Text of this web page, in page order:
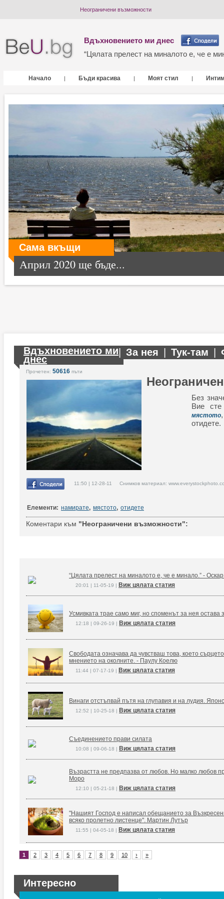
Неограничени възможности
Вдъхновението ми днес
“Цялата прелест на миналото е, че е
Начало | Бъди красива | Моят стил |
Сама вкъщи
Април 2020 ще бъде...
Вдъхновението ми
днес
За нея Тук-там
Прочетен: 50616 пъти
Без
Вие
мястото
отидете.
11:50 | 12-28-11 Снимков материал:
Елементи: намирате, мястото, отидете
Коментари към "Неограничени възможности":
“Цялата прелест на миналото е, че е минало.” -
20:01 | 11-05-19 | Виж цялата статия
Усмивката трае само миг, но споменът за нея остава
12:18 | 09-26-19 | Виж цялата статия
Свободата означава да чувстваш това, което
мнението на околните. - Паулу Коелю
11:44 | 07-17-19 | Виж цялата статия
Винаги отстъпвай пътя на глупавия и на лудия.
12:52 | 10-25-18 | Виж цялата статия
Съединението прави силата
10:08 | 09-06-18 | Виж цялата статия
Възрастта не предпазва от любов. Но малко любов
Моро
12:10 | 05-21-18 | Виж цялата статия
"Нашият Господ е написал обещанието за
всяко пролетно листенце". Мартин Лутър
11:55 | 04-05-18 | Виж цялата статия
1 2 3 4 5 6 7 8 9 10 › »
Интересно